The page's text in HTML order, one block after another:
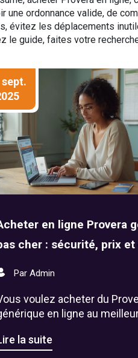
une ordonnance valide, de
évitez les déplacements
le guide, faites votre
sept.
en ligne Provera
cher : sécurité, prix
(2025)
Par Admin
voulez acheter du
en ligne au
risque en France, avec
la suite